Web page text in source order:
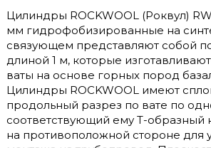
Цилиндры ROCKWOOL (Роквул)
мм гидрофобизированные на
связующем представляют собой
длиной 1 м, которые
ваты на основе горных пород
Цилиндры ROCKWOOL имеют
продольный разрез по вате по
соответствующий ему Т-образный
на противоположной стороне для